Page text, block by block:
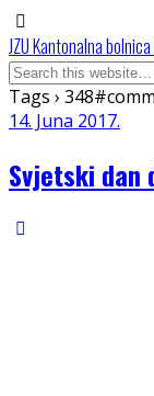
JZU Kantonalna
Tags ›
14. Juna 2017.
Svjetski dan